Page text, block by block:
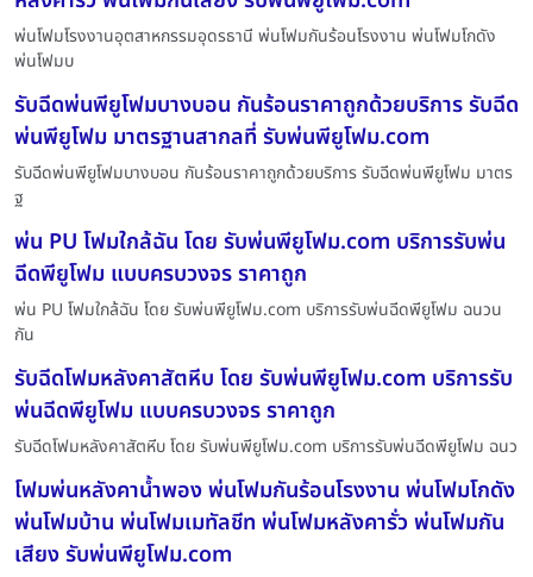
พ่นโฟมโรงงานอุตสาหกรรมอุดรธานี พ่นโฟมกันร้อนโรงงาน พ่นโฟมโกดัง
พ่นโฟมบ
รับฉีดพ่นพียูโฟมบางบอน กันร้อนราคาถูกด้วยบริการ รับฉีด
พ่นพียูโฟม มาตรฐานสากลที่ รับพ่นพียูโฟม.com
รับฉีดพ่นพียูโฟมบางบอน กันร้อนราคาถูกด้วยบริการ รับฉีดพ่นพียูโฟม มาตร
ฐ
พ่น PU โฟมใกล้ฉัน โดย รับพ่นพียูโฟม.com บริการรับพ่น
ฉีดพียูโฟม แบบครบวงจร ราคาถูก
พ่น PU โฟมใกล้ฉัน โดย รับพ่นพียูโฟม.com บริการรับพ่นฉีดพียูโฟม ฉนวน
กัน
รับฉีดโฟมหลังคาสัตหีบ โดย รับพ่นพียูโฟม.com บริการรับ
พ่นฉีดพียูโฟม แบบครบวงจร ราคาถูก
รับฉีดโฟมหลังคาสัตหีบ โดย รับพ่นพียูโฟม.com บริการรับพ่นฉีดพียูโฟม ฉนว
โฟมพ่นหลังคาน้ำพอง พ่นโฟมกันร้อนโรงงาน พ่นโฟมโกดัง
พ่นโฟมบ้าน พ่นโฟมเมทัลชีท พ่นโฟมหลังคารั่ว พ่นโฟมกัน
เสียง รับพ่นพียูโฟม.com